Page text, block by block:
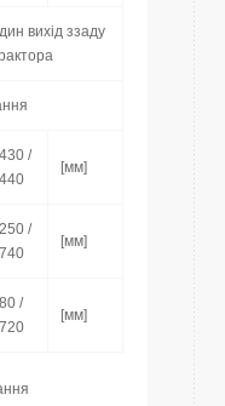
вихід ззаду
/
[мм]
/
[мм]
/
[мм]